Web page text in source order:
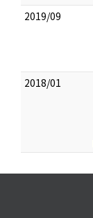
2019/09
2018/01